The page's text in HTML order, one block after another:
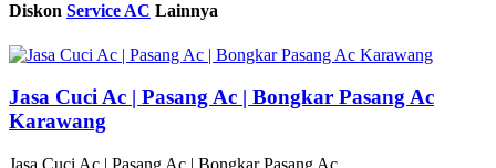
Diskon Service AC Lainnya
Jasa Cuci Ac | Pasang Ac | Bongkar Pasang Ac
Karawang
Jasa Cuci Ac | Pasang Ac | Bongkar Pasang Ac ...